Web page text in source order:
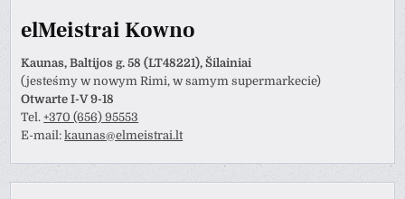
elMeistrai Kowno
Kaunas, Baltijos g. 58 (LT48221), Šilainiai
(jesteśmy w nowym Rimi, w samym supermarkecie)
Otwarte I-V 9-18
Tel.+370 (656) 95553
E-mail:kaunas@elmeistrai.lt